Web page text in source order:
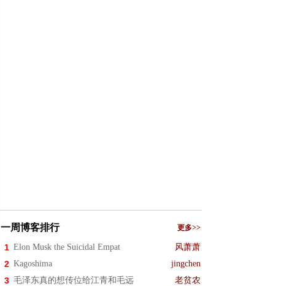
一周博客排行 更多>>
1 Elon Musk the Suicidal Empat 风萧萧
2 Kagoshima jingchen
3 毛泽东真的想传位给江青和毛远 老贫农